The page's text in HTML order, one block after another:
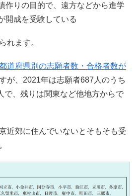
作りの目的で、遠方などから進学
開成を受験している
れます。
道府県別の志願者数・合格者数が
が、2021年は志願者687人のうち
で、残りは関東など他地方からで
近郊に住んでいないとそもそも受